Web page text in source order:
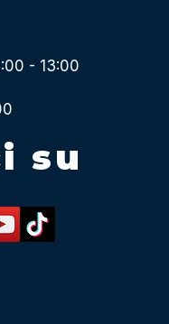
- 13:00
su